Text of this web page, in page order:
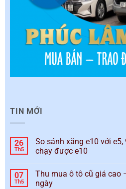
TIN MỚI
26
Th5
So sánh xăng e10 với
chạy được e10
07
Th5
Thu mua ô tô cũ giá cao
ngày